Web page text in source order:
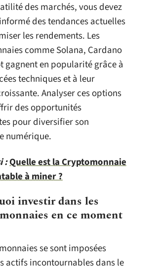
des marchés, vous devez
des tendances actuelles
les rendements. Les
comme Solana, Cardano
gagnent en popularité grâce à
techniques et à leur
Analyser ces options
des opportunités
pour diversifier son
numérique.
:Quelle est la Cryptomonnaie
à miner ?
investir dans les
en ce moment
se sont imposées
actifs incontournables dans le